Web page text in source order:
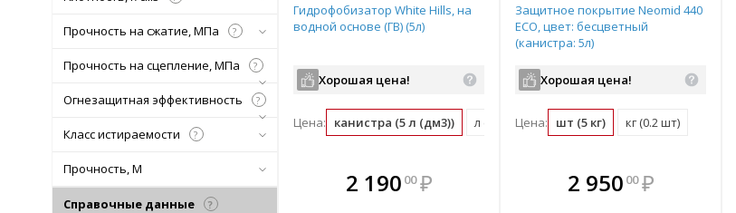
Гидрофобизатор White Hills, на
водной основе (ГВ) (5л)
Хорошая цена!
Цена: канистра (5 л (дм3)) л (дм3) (0.2 канистра)
В комплекте
всегда выгоднее!
2 190 00 ₽
В комплекте
всегда выгоднее!
Защитное покрытие Neomid 440
ECO, цвет: бесцветный
(канистра: 5л)
Хорошая цена!
Цена: шт (5 кг) кг (0.2 шт)
В комплекте
всегда выгоднее!
2 950 00 ₽
В комплекте
всегда выгоднее!
Прочность на сжатие, МПа ?
Прочность на сцепление, МПа ?
Огнезащитная эффективность ?
Класс истираемости ?
Прочность, М
Справочные данные ?